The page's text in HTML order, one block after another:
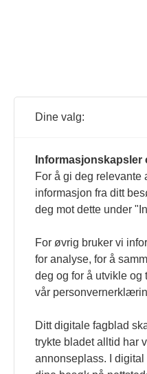
Dine valg:
Informasjonskapsler
For å gi deg relevante
informasjon fra ditt
deg mot dette under
For øvrig bruker vi
for analyse, for å
deg og for å utvikle og
vår
Ditt digitale fagblad
trykte bladet alltid har
annonseplass. I